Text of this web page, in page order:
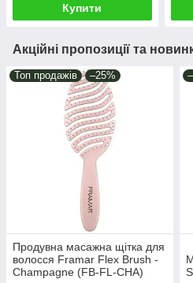
Купити
Акційні пропозиції та
Топ продажів –25%
Продувна масажна щітка для
волосся Framar Flex Brush -
Champagne (FB-FL-CHA)